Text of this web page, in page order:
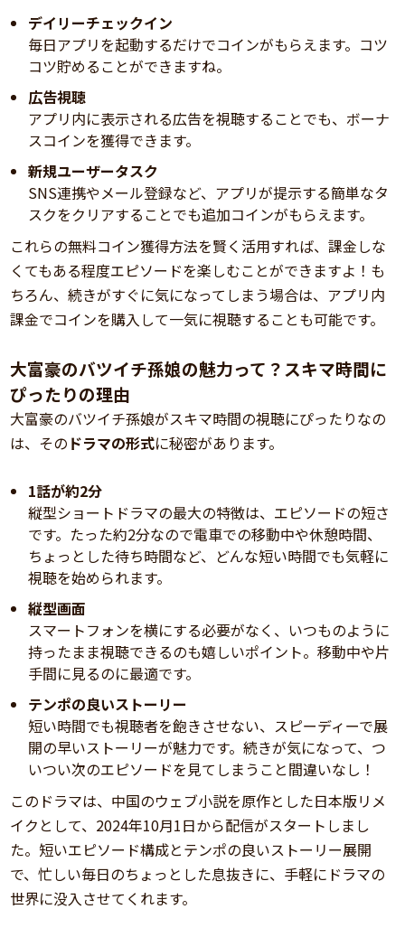
デイリーチェックイン
毎日アプリを起動するだけでコインがもらえます。コツ
コツ貯めることができますね。
広告視聴
アプリ内に表示される広告を視聴することでも、ボーナ
スコインを獲得できます。
新規ユーザータスク
SNS連携やメール登録など、アプリが提示する簡単なタ
スクをクリアすることでも追加コインがもらえます。
これらの無料コイン獲得方法を賢く活用すれば、課金しな
くてもある程度エピソードを楽しむことができますよ！も
ちろん、続きがすぐに気になってしまう場合は、アプリ内
課金でコインを購入して一気に視聴することも可能です。
大富豪のバツイチ孫娘の魅力って？スキマ時間に
ぴったりの理由
大富豪のバツイチ孫娘がスキマ時間の視聴にぴったりなの
は、その ドラマの形式に秘密があります。
1話が約2分
縦型ショートドラマの最大の特徴は、エピソードの短さ
です。たった約2分なので電車での移動中や休憩時間、
ちょっとした待ち時間など、どんな短い時間でも気軽に
視聴を始められます。
縦型画面
スマートフォンを横にする必要がなく、いつものように
持ったまま視聴できるのも嬉しいポイント。移動中や片
手間に見るのに最適です。
テンポの良いストーリー
短い時間でも視聴者を飽きさせない、スピーディーで展
開の早いストーリーが魅力です。続きが気になって、つ
いつい次のエピソードを見てしまうこと間違いなし！
このドラマは、中国のウェブ小説を原作とした日本版リメ
イクとして、2024年10月1日から配信がスタートしまし
た。短いエピソード構成とテンポの良いストーリー展開
で、忙しい毎日のちょっとした息抜きに、手軽にドラマの
世界に没入させてくれます。